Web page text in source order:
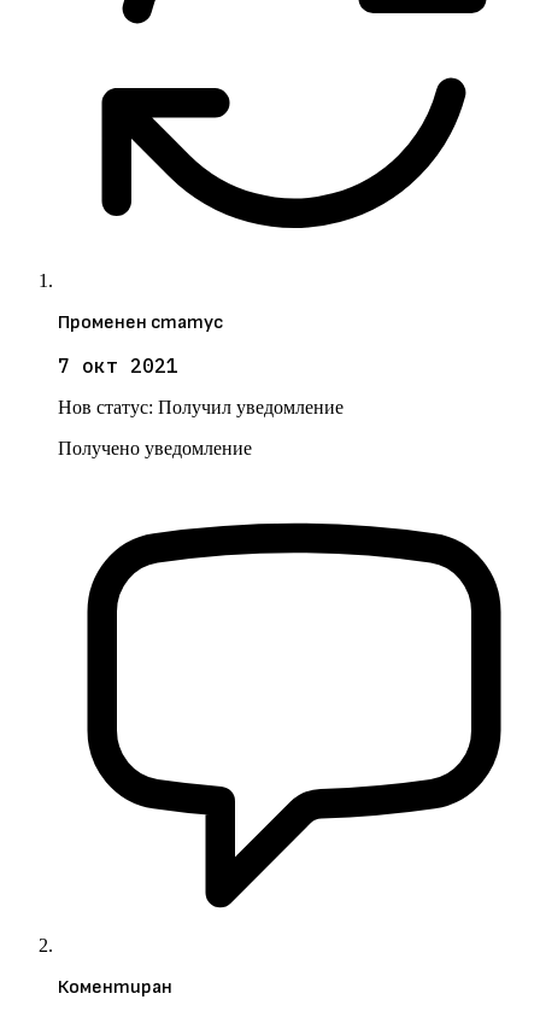
Променен статус
7 окт 2021
Нов статус: Получил уведомление
Получено уведомление
Коментиран